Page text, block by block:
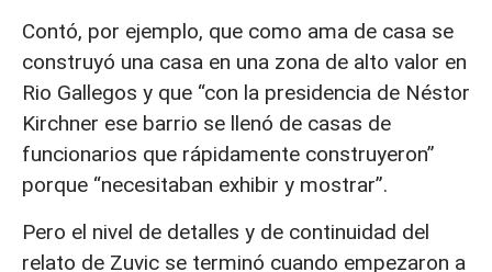
Contó, por ejemplo, que como ama de casa se
construyó una casa en una zona de alto valor en
Rio Gallegos y que “con la presidencia de Néstor
Kirchner ese barrio se llenó de casas de
funcionarios que rápidamente construyeron”
porque “necesitaban exhibir y mostrar”.
Pero el nivel de detalles y de continuidad del
relato de Zuvic se terminó cuando empezaron a